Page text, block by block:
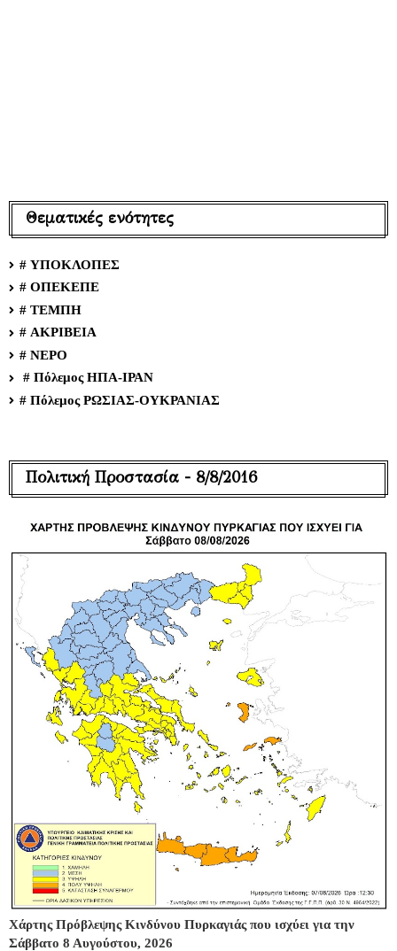
Θεματικές ενότητες
# ΥΠΟΚΛΟΠΕΣ
# ΟΠΕΚΕΠΕ
# ΤΕΜΠΗ
# ΑΚΡΙΒΕΙΑ
# ΝΕΡΟ
# Πόλεμος ΗΠΑ-ΙΡΑΝ
# Πόλεμος ΡΩΣΙΑΣ-ΟΥΚΡΑΝΙΑΣ
Πολιτική Προστασία - 8/8/2016
Χάρτης Πρόβλεψης Κινδύνου Πυρκαγιάς που ισχύει για την
Σάββατο 8 Αυγούστου, 2026